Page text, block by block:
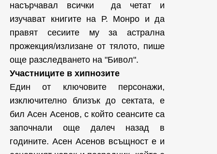
насърчавал всички да четат и
изучават книгите на Р. Монро и да
правят сесиите му за астрална
прожекция/излизане от тялото, пише
още разследването на "Бивол".
Участниците в хипнозите
Един от ключовите персонажи,
изключително близък до сектата, е
бил Асен Асенов, с който сеансите са
започнали още далеч назад в
годините. Асен Асенов всъщност е и